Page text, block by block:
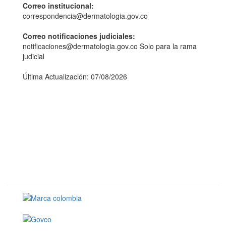
Correo institucional:
correspondencia@dermatologia.gov.co
Correo notificaciones judiciales:
notificaciones@dermatologia.gov.co Solo para la rama
judicial
Última Actualización: 07/08/2026